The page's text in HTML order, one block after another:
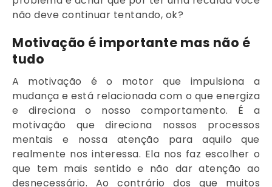
não deve continuar tentando, ok?
Motivação é importante mas não é
tudo
A motivação é o motor que impulsiona a
mudança e está relacionada com o que energiza
e direciona o nosso comportamento. É a
motivação que direciona nossos processos
mentais e nossa atenção para aquilo que
realmente nos interessa. Ela nos faz escolher o
que tem mais sentido e não dar atenção ao
desnecessário. Ao contrário dos que muitos